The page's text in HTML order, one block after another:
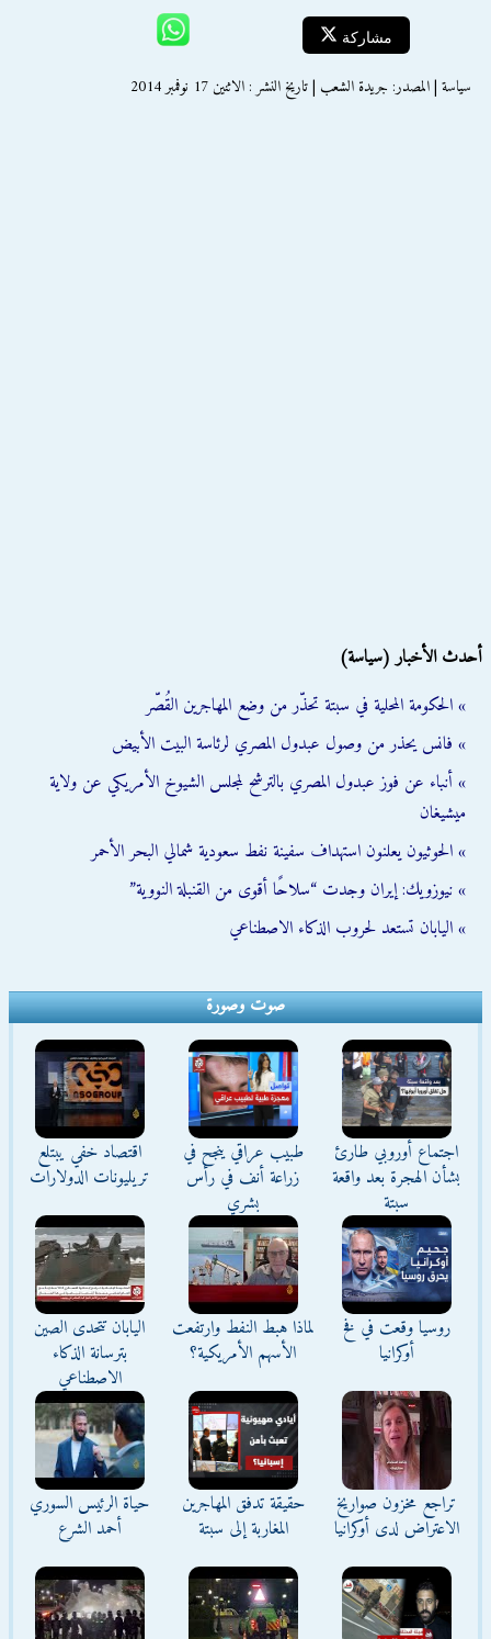
مشاركة
سياسة | المصدر: جريدة الشعب | تاريخ النشر : الاثنين 17 نوفمبر 2014
أحدث الأخبار (سياسة)
» الحكومة المحلية في سبتة تحذّر من وضع المهاجرين القُصّر
» فانس يحذر من وصول عبدول المصري لرئاسة البيت الأبيض
» أنباء عن فوز عبدول المصري بالترشح لمجلس الشيوخ الأمريكي عن ولاية
ميشيغان
» الحوثيون يعلنون استهداف سفينة نفط سعودية شمالي البحر الأحمر
» نيوزويك: إيران وجدت “سلاحًا أقوى من القنبلة النووية”
» اليابان تستعد لحروب الذكاء الاصطناعي
صوت وصورة
اجتماع أوروبي طارئ
بشأن الهجرة بعد واقعة
سبتة
طبيب عراقي ينجح في
زراعة أنف في رأس
بشري
اقتصاد خفي يبتلع
تريليونات الدولارات
روسيا وقعت في فخ
أوكرانيا
لماذا هبط النفط وارتفعت
الأسهم الأمريكية؟
اليابان تتحدى الصين
بترسانة الذكاء
الاصطناعي
تراجع مخزون صواريخ
الاعتراض لدى أوكرانيا
حقيقة تدفق المهاجرين
المغاربة إلى سبتة
حياة الرئيس السوري
أحمد الشرع